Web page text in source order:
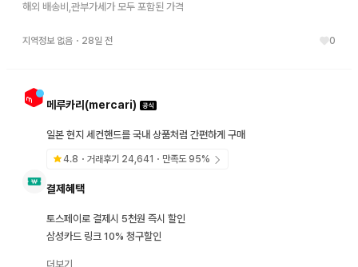
해외 배송비,관부가세가 모두 포함된 가격
지역정보 없음 ・ 28일 전 0
메루카리(mercari)
일본 현지 세컨핸드를 국내 상품처럼 간편하게 구매
4.8 ・거래후기 24,641 ・만족도95%
결제혜택
토스페이로 결제시 5천원 즉시 할인
삼성카드 링크 10% 청구할인
더보기